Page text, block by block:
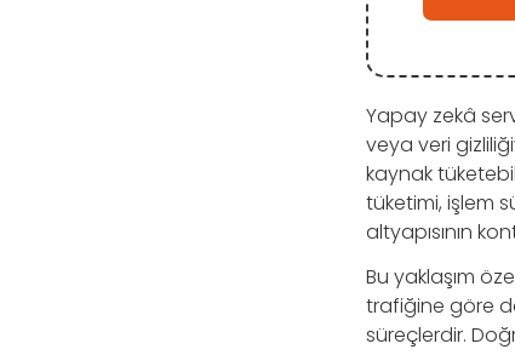
Yapay zekâ
veya veri
kaynak
tüketimi, işlem
altyapısının
Bu yaklaşım
trafiğine göre
süreçlerdir.